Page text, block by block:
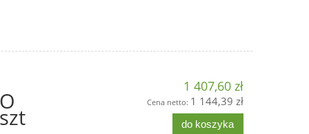
1 407,60 zł
Cena netto: 1 144,39 zł
do koszyka